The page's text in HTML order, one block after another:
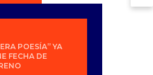
POESÍA” YA
FECHA DE